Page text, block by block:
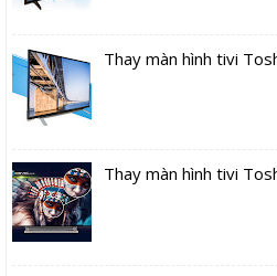
Thay màn hình tivi
Thay màn hình tivi